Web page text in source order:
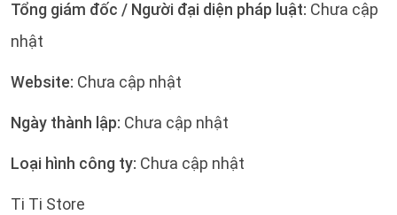
Tổng giám đốc / Người đại diện pháp luật: Chưa cập
nhật
Website: Chưa cập nhật
Ngày thành lập: Chưa cập nhật
Loại hình công ty: Chưa cập nhật
Ti Ti Store